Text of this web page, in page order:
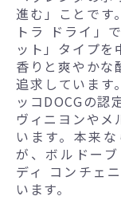
進む」ことです
トラ ドライ」
ット」タイプ
香りと爽やかな
追求しています
ッコDOCGの認
ヴィニヨンやメ
います。本来
が、ボルドー
ディ コンチェ
います。